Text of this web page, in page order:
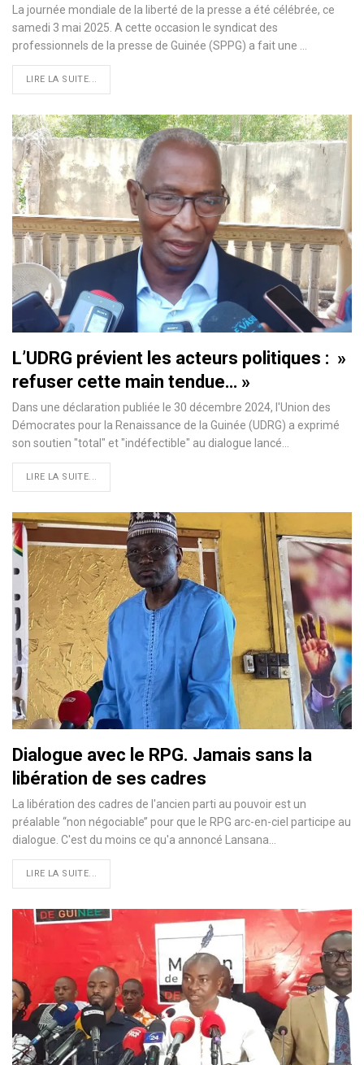
La journée mondiale de la liberté de la presse a été célébrée, ce
samedi 3 mai 2025. A cette occasion le syndicat des
professionnels de la presse de Guinée (SPPG) a fait une …
LIRE LA SUITE...
L’UDRG prévient les acteurs politiques : »
refuser cette main tendue… »
Dans une déclaration publiée le 30 décembre 2024, l'Union des
Démocrates pour la Renaissance de la Guinée (UDRG) a exprimé
son soutien "total" et "indéfectible" au dialogue lancé…
LIRE LA SUITE...
Dialogue avec le RPG. Jamais sans la
libération de ses cadres
La libération des cadres de l'ancien parti au pouvoir est un
préalable ‘‘non négociable’’ pour que le RPG arc-en-ciel participe au
dialogue. C'est du moins ce qu'a annoncé Lansana…
LIRE LA SUITE...